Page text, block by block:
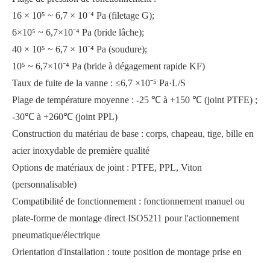
Robinet à boisseau sphérique à 3 voies de type mince Vanne à bille électrique à port en V à ouverture rapide et sans fuite
16 × 10⁵ ~ 6,7 × 10⁻⁴ Pa (filetage G);
6×10⁵ ~ 6,7×10⁻⁴ Pa (bride lâche);
40 × 10⁵ ~ 6,7 × 10⁻⁴ Pa (soudure);
10⁵ ~ 6,7×10⁻⁴ Pa (bride à dégagement rapide KF)
Taux de fuite de la vanne : ≤6,7 ×10⁻⁵ Pa·L/S
Plage de température moyenne : -25 ℃ à +150 ℃ (joint PTFE) ;
-30℃ à +260℃ (joint PPL)
Construction du matériau de base : corps, chapeau, tige, bille en
acier inoxydable de première qualité
Options de matériaux de joint : PTFE, PPL, Viton
(personnalisable)
Compatibilité de fonctionnement : fonctionnement manuel ou
plate-forme de montage direct ISO5211 pour l'actionnement
pneumatique/électrique
Orientation d'installation : toute position de montage prise en